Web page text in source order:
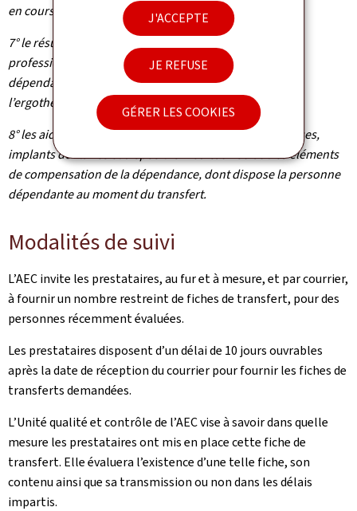
J'ACCEPTE
JE REFUSE
GÉRER LES COOKIES
en cours au moment du transfert ;
7° le résumé des interventions régulières d’autres
professionnels dans la prise en charge de la personne
dépendante, à savoir notamment le kinésithérapeute,
l’ergothérapeute, l’orthophoniste ;
8° les aides techniques, les orthèses, prothèses, épithèses,
implants dentaires et dispositifs médicaux ou autres éléments
de compensation de la dépendance, dont dispose la personne
dépendante au moment du transfert.
Modalités de suivi
L’AEC invite les prestataires, au fur et à mesure, et par courrier,
à fournir un nombre restreint de fiches de transfert, pour des
personnes récemment évaluées.
Les prestataires disposent d’un délai de 10 jours ouvrables
après la date de réception du courrier pour fournir les fiches de
transferts demandées.
L’Unité qualité et contrôle de l’AEC vise à savoir dans quelle
mesure les prestataires ont mis en place cette fiche de
transfert. Elle évaluera l’existence d’une telle fiche, son
contenu ainsi que sa transmission ou non dans les délais
impartis.